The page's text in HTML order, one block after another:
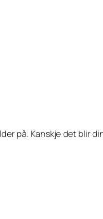
på. Kanskje det blir